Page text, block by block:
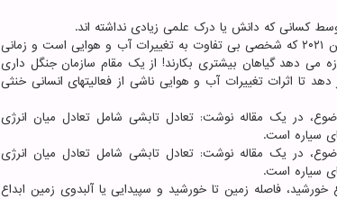
کسانی که دانش یا درک علمی زیادی نداشته اند.
"لویی گومرت" نماینده جمهوری خواه تگزاس در جلسه استماع کنگره آمریکا در ژوئن ۲۰۲۱ که شخصی بی تفاوت به تغییرات آب و هوایی است و زمانی
می دهد گیاهان بیشتری بکارند! از یک مقام سازمان جنگل داری
تا اثرات تغییرات آب و هوایی ناشی از فعالیتهای انسانی خنثی
در یک مقاله نوشت: تعادل تابشی شامل تعادل میان انرژی
سیاره است.
در یک مقاله نوشت: تعادل تابشی شامل تعادل میان انرژی
سیاره است.
فاصله زمین تا خورشید و سپیدایی یا آلبدوی زمین ابداع